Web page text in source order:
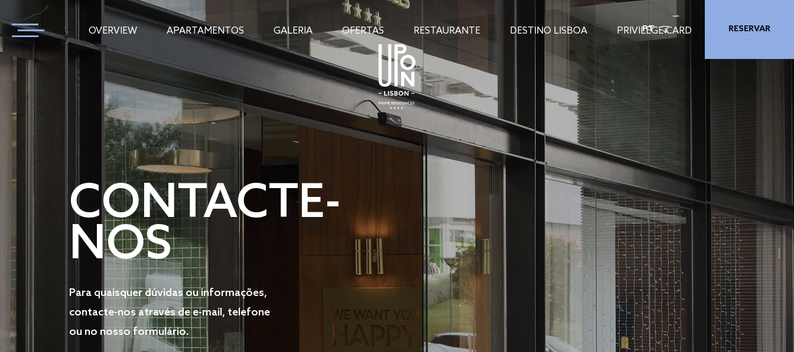
OVERVIEW APARTAMENTOS GALERIA OFERTAS RESTAURANTE DESTINO LISBOA PRIVILEGE CARD
PT RESERVAR
CONTACTE-
NOS
Para quaisquer dúvidas ou informações,
contacte-nos através de e-mail, telefone
ou no nosso formulário.